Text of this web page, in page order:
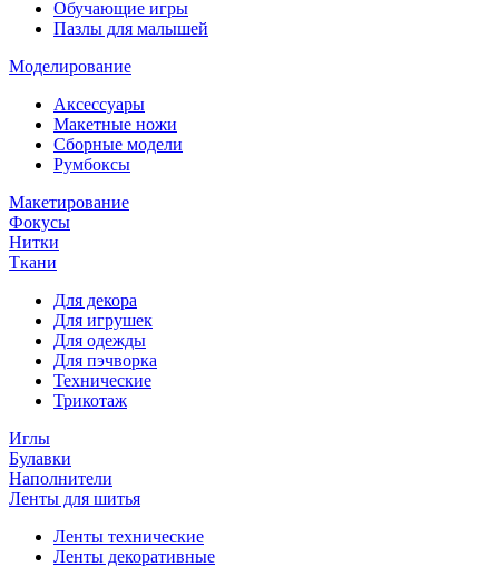
Обучающие игры
Пазлы для малышей
Моделирование
Аксессуары
Макетные ножи
Сборные модели
Румбоксы
Макетирование
Фокусы
Нитки
Ткани
Для декора
Для игрушек
Для одежды
Для пэчворка
Технические
Трикотаж
Иглы
Булавки
Наполнители
Ленты для шитья
Ленты технические
Ленты декоративные